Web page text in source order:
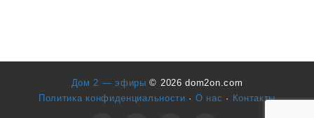
Дом 2 — эфиры© 2026 dom2on.com
Политика конфиденциальности · О нас · Контакты